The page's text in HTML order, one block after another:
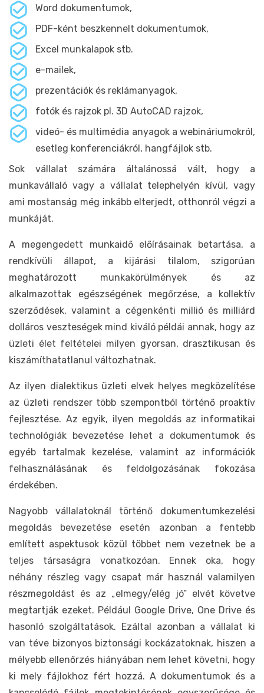
Word dokumentumok,
PDF-ként beszkennelt dokumentumok,
Excel munkalapok stb.
e-mailek,
prezentációk és reklámanyagok,
fotók és rajzok pl. 3D AutoCAD rajzok,
videó- és multimédia anyagok a webináriumokról,
esetleg konferenciákról, hangfájlok stb.
Sok vállalat számára általánossá vált, hogy a
munkavállaló vagy a vállalat telephelyén kívül, vagy
ami mostanság még inkább elterjedt, otthonról végzi a
munkáját.
A megengedett munkaidő előírásainak betartása, a
rendkívüli állapot, a kijárási tilalom, szigorúan
meghatározott munkakörülmények és az
alkalmazottak egészségének megőrzése, a kollektív
szerződések, valamint a cégenkénti millió és milliárd
dolláros veszteségek mind kiváló példái annak, hogy az
üzleti élet feltételei milyen gyorsan, drasztikusan és
kiszámíthatatlanul változhatnak.
Az ilyen dialektikus üzleti elvek helyes megközelítése
az üzleti rendszer több szempontból történő proaktív
fejlesztése. Az egyik, ilyen megoldás az informatikai
technológiák bevezetése lehet a dokumentumok és
egyéb tartalmak kezelése, valamint az információk
felhasználásának és feldolgozásának fokozása
érdekében.
Nagyobb vállalatoknál történő dokumentumkezelési
megoldás bevezetése esetén azonban a fentebb
említett aspektusok közül többet nem vezetnek be a
teljes társaságra vonatkozóan. Ennek oka, hogy
néhány részleg vagy csapat már használ valamilyen
részmegoldást és az „elmegy/elég jó” elvét követve
megtartják ezeket. Például Google Drive, One Drive és
hasonló szolgáltatások. Ezáltal azonban a vállalat ki
van téve bizonyos biztonsági kockázatoknak, hiszen a
mélyebb ellenőrzés hiányában nem lehet követni, hogy
ki mely fájlokhoz fért hozzá. A dokumentumok és a